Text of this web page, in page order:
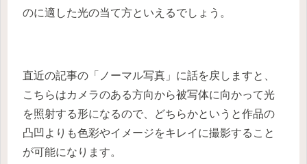
のに適した光の当て方といえるでしょう。
直近の記事の「ノーマル写真」に話を戻しますと、
こちらはカメラのある方向から被写体に向かって光
を照射する形になるので、どちらかというと作品の
凸凹よりも色彩やイメージをキレイに撮影すること
が可能になります。